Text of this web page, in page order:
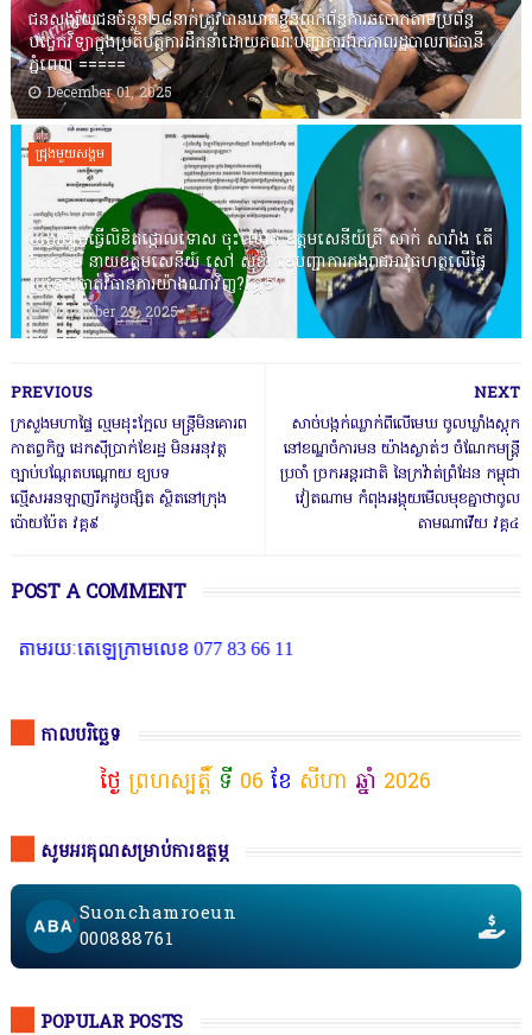
ជនសង្ស័យជនចំនួន២៨នាក់ត្រូវបានឃាត់ខ្លួនពាក់ព័ន្ធការឆបោកតាមប្រព័ន្ធ
បច្ចេកវិទ្យាក្នុងប្រតិបត្តិការដឹកនាំដោយគណៈបញ្ជាការឯកភាពរដ្ឋបាលរាជធានី
ភ្នំពេញ ‎=====
December 01, 2025
ជ្រុងមួយសង្គម
បង្វែររឿងធ្វើលិខិតថ្កោលទោស ចុះលោក ឧត្តមសេនីយ៍ត្រី សាក់ សារាំង តើ
ឯកឧត្តម នាយឧត្តមសេនីយ៍ សៅ សុខា មេបញ្ជាការកងរាជអាវុធហត្ថលើផ្ទៃ
ប្រទេសចាត់វិធានការយ៉ាងណាវិញ?វគ្គ១
November 29, 2025
NEXT
សាច់បង្កក់ឈ្លាក់ពីលើមេឃ ចូលឃ្លាំងស្តុក
នៅខណ្ឌចំការមន យ៉ាងស្ងាត់ៗ ចំណែកមន្ត្រី
ប្រចាំ ច្រកអន្តរជាតិ នៃក្រវ៉ាត់ព្រំដែន កម្ពុជា
វៀតណាម កំពុងអង្គុយមើលមុខគ្នាថាចូល
តាមណាវើយ វគ្គ៤
PREVIOUS
ក្រសួងមហាផ្ទៃ ល្មមដុះក្អែល មន្ត្រីមិនគោរព
កាតព្វកិច្ច ដេកស៊ីប្រាក់ខែរដ្ឋ មិនអនុវត្ត
ច្បាប់បណ្តែតបណ្តោយ ឧ្យបទ
ល្មើសអនឡាញរីកដូចផ្សិត ស្ថិតនៅក្រុង
ប៉ោយប៉ែត វគ្គ៩
POST A COMMENT
មលេខ 077 83 66 11
កាលបរិច្ឆេទ
ថ្ងៃ ព្រហស្បត្តិ៍ ទី 06 ខែ សីហា ឆ្នាំ 2026
សូមអរគុណសម្រាប់ការឧត្ថម្ភ
Suonchamroeun
000888761
POPULAR POSTS